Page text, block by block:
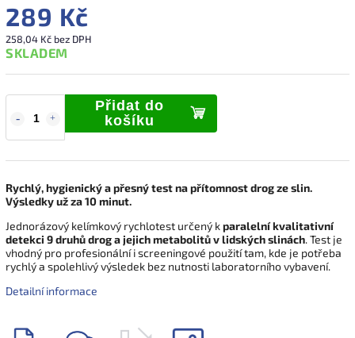
289 Kč
258,04 Kč bez DPH
SKLADEM
Přidat do
košíku
Rychlý, hygienický a přesný test na přítomnost drog ze slin.
Výsledky už za 10 minut.
Jednorázový kelímkový rychlotest určený kparalelní kvalitativní
detekci 9 druhů drog a jejich metabolitů v lidských slinách. Test je
vhodný pro profesionální i screeningové použití tam, kde je potřeba
rychlý a spolehlivý výsledek bez nutnosti laboratorního vybavení.
Detailní informace